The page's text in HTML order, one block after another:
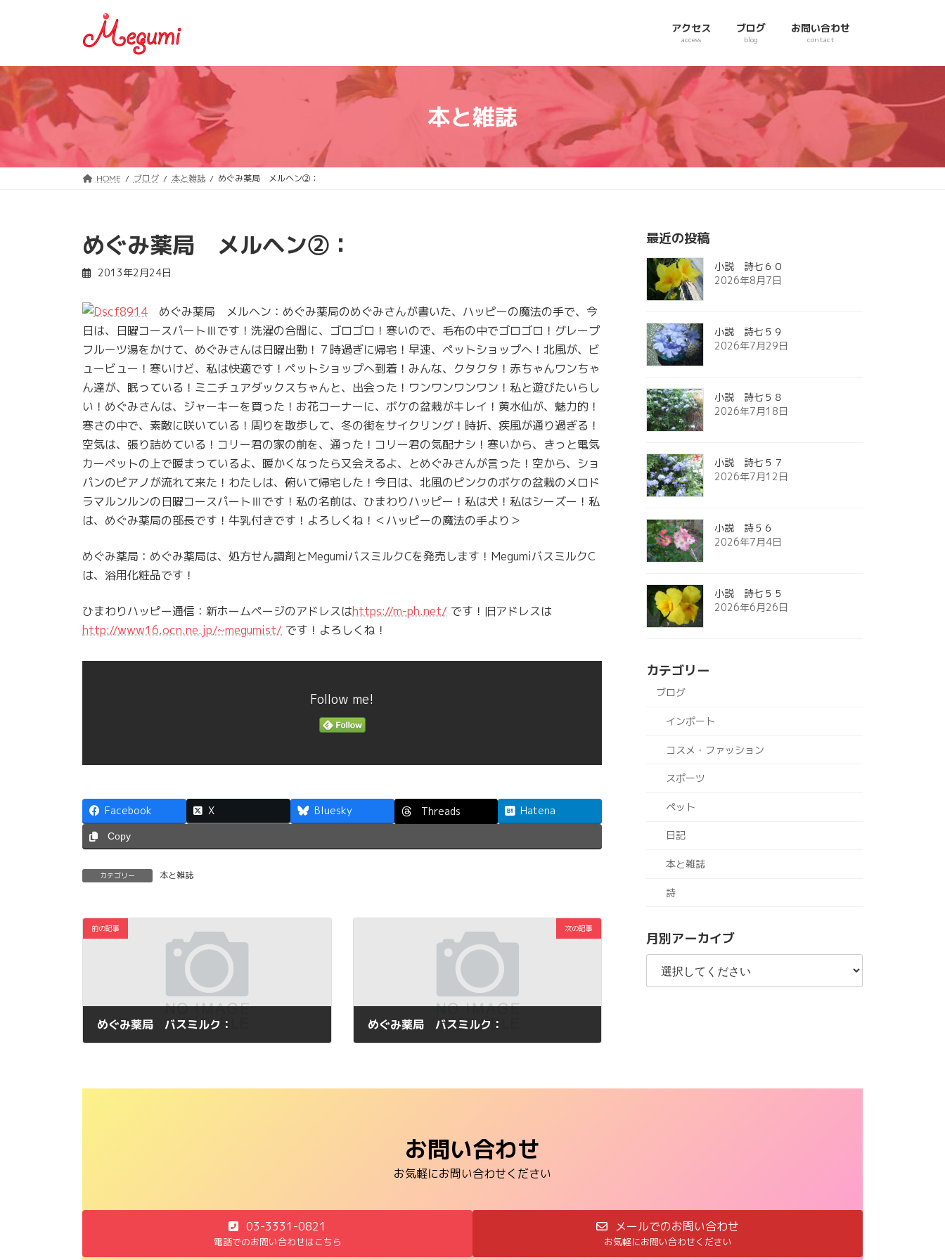
ツ
へ
ス
ッ
シ
ョ
ン
移
アクセス
access
ブログ
blog
お問い合わせ
contact
本と雑誌
HOME ブログ 本と雑誌 めぐみ薬局 メルヘン②：
めぐみ薬局 メルヘン②：
2013年2月24日
めぐみ薬局 メルヘン：めぐみ薬局のめぐみさんが書いた、ハッピーの魔法の手で、今
日は、日曜コースパートⅢです！洗濯の合間に、ゴロゴロ！寒いので、毛布の中でゴロゴロ！グレープ
フルーツ湯をかけて、めぐみさんは日曜出勤！７時過ぎに帰宅！早速、ペットショップへ！北風が、ビ
ュービュー！寒いけど、私は快適です！ペットショップへ到着！みんな、クタクタ！赤ちゃんワンちゃ
ん達が、眠っている！ミニチュアダックスちゃんと、出会った！ワンワンワンワン！私と遊びたいらし
い！めぐみさんは、ジャーキーを買った！お花コーナーに、ボケの盆栽がキレイ！黄水仙が、魅力的！
寒さの中で、素敵に咲いている！周りを散歩して、冬の街をサイクリング！時折、疾風が通り過ぎる！
空気は、張り詰めている！コリー君の家の前を、通った！コリー君の気配ナシ！寒いから、きっと電気
カーペットの上で暖まっているよ、暖かくなったら又会えるよ、とめぐみさんが言った！空から、ショ
パンのピアノが流れて来た！わたしは、俯いて帰宅した！今日は、北風のピンクのボケの盆栽のメロド
ラマルンルンの日曜コースパートⅢです！私の名前は、ひまわりハッピー！私は犬！私はシーズー！私
は、めぐみ薬局の部長です！牛乳付きです！よろしくね！＜ハッピーの魔法の手より＞
めぐみ薬局：めぐみ薬局は、処方せん調剤とMegumiバスミルクCを発売します！MegumiバスミルクC
は、浴用化粧品です！
ひまわりハッピー通信：新ホームページのアドレスはhttps://m-ph.net/ です！旧アドレスは
http://www16.ocn.ne.jp/~megumist/ です！よろしくね！
Follow me!
Facebook X Bluesky Threads Hatena
Copy
カテゴリー 本と雑誌
前の記事
めぐみ薬局 バスミルク：
次の記事
めぐみ薬局 バスミルク：
最近の投稿
小説 詩七６０
2026年8月7日
小説 詩七５９
2026年7月29日
小説 詩七５８
2026年7月18日
小説 詩七５７
2026年7月12日
小説 詩５６
2026年7月4日
小説 詩七５５
2026年6月26日
カテゴリー
ブログ
インポート
コスメ・ファッション
スポーツ
ペット
日記
本と雑誌
詩
月別アーカイブ
お問い合わせ
お気軽にお問い合わせください
03-3331-0821
電話でのお問い合わせはこちら
メールでのお問い合わせ
お気軽にお問い合わせください